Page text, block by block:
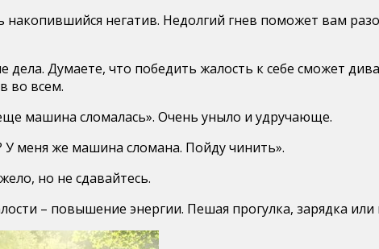
негатив. Недолгий гнев поможет вам
Думаете, что победить жалость к себе сможет
во всем.
машина сломалась». Очень уныло и удручающе.
меня же машина сломана. Пойду чинить».
но не сдавайтесь.
– повышение энергии. Пешая прогулка, зарядка